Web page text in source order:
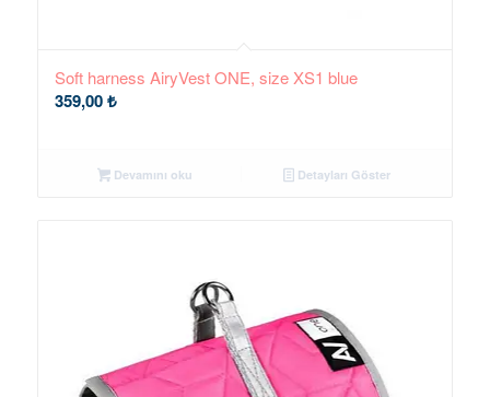
Soft harness AiryVest ONE, size XS1 blue
359,00₺
Devamını oku Detayları Göster